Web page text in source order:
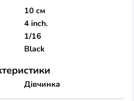
10 см
4 inch.
1/16
Black
Дівчинка